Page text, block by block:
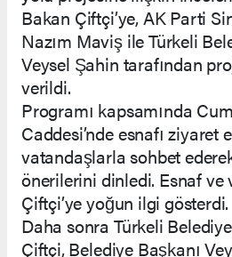
Bakan Çiftçi’ye, AK Parti
Nazım Maviş ile Türkeli
Veysel Şahin tarafından
verildi.
Programı kapsamında
Caddesi’nde esnafı ziyaret
vatandaşlarla sohbet
önerilerini dinledi. Esnaf ve
Çiftçi’ye yoğun ilgi gösterdi.
Daha sonra Türkeli
Çiftçi, Belediye Başkanı